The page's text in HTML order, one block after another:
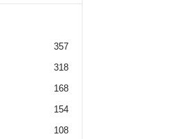
357
318
168
154
108